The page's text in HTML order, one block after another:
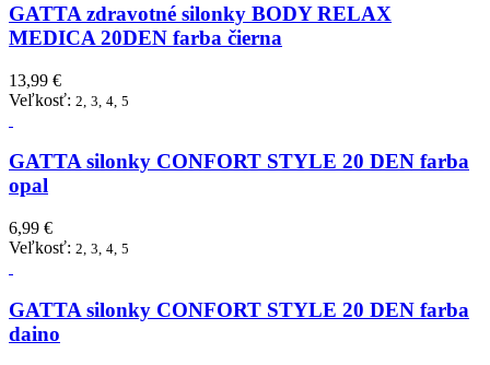
GATTA zdravotné silonky BODY RELAX
MEDICA 20DEN farba čierna
13,99 €
Veľkosť: 2, 3, 4, 5
GATTA silonky CONFORT STYLE 20 DEN farba
opal
6,99 €
Veľkosť: 2, 3, 4, 5
GATTA silonky CONFORT STYLE 20 DEN farba
daino